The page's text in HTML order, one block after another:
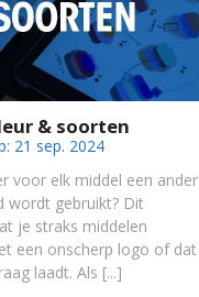
& soorten
21 sep. 2024
voor elk middel een ander
wordt gebruikt? Dit
je straks middelen
een onscherp logo of dat
laadt. Als